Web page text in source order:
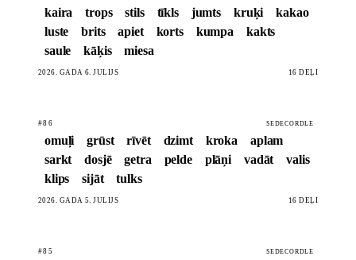
kaira trops stils tīkls jumts kruķi
kakao
luste
brits apiet korts kumpa
kakts
saule
kāķis miesa
2026. GADA 6. JŪLIJS 16 DĒĻI
#86 SEDECORDLE
omuļi grūst rīvēt dzimt kroka
aplam
sarkt
dosjē getra pelde plāņi vadāt
valis
klips
sijāt tulks
2026. GADA 5. JŪLIJS 16 DĒĻI
#85 SEDECORDLE